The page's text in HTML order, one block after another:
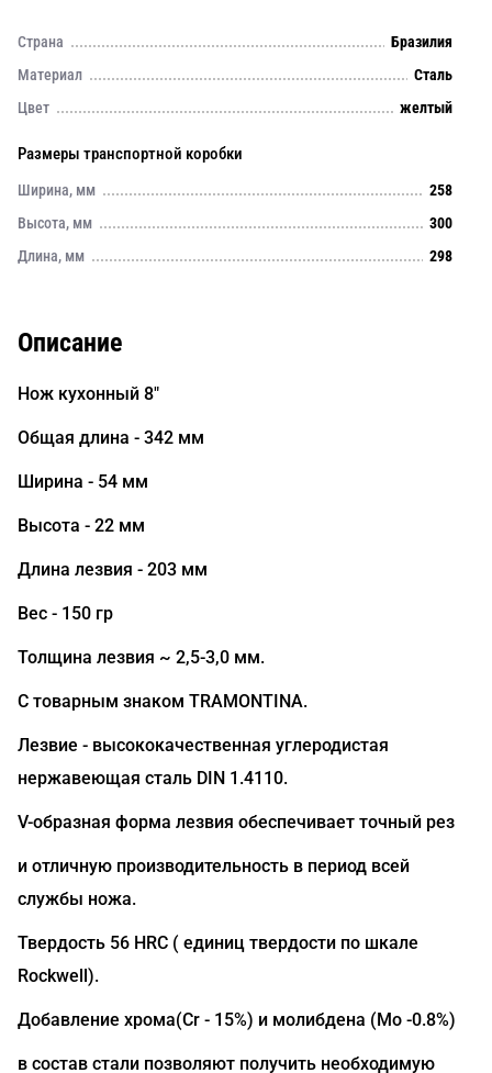
Страна
Бразилия
Материал
Сталь
Цвет
желтый
Размеры транспортной коробки
Ширина, мм
258
Высота, мм
300
Длина, мм
298
Описание
Нож кухонный 8"
Общая длина - 342 мм
Ширина - 54 мм
Высота - 22 мм
Длина лезвия - 203 мм
Вес - 150 гр
Толщина лезвия ~ 2,5-3,0 мм.
С товарным знаком TRAMONTINA.
Лезвие - высококачественная углеродистая
нержавеющая сталь DIN 1.4110.
V-образная форма лезвия обеспечивает точный рез
и отличную производительность в период всей
службы ножа.
Твердость 56 HRC ( единиц твердости по шкале
Rockwell).
Добавление хрома(Сr - 15%) и молибдена (Mo -0.8%)
в состав стали позволяют получить необходимую